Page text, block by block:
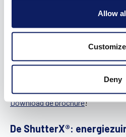
Allow
Customize
Deny
inbouwrolluiken een minpuntje
onmogelijk om ze volledig
gepaard gaat met
voor klassieke inbouwrolluiken
volledig luchtdicht systeem.
Download de brochure!
De ShutterX®: